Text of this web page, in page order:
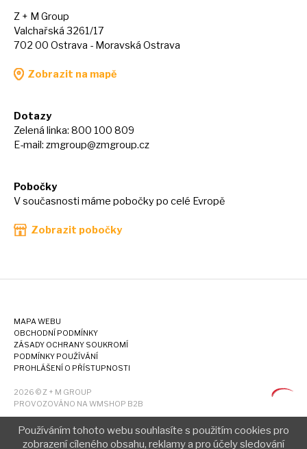
Z + M Group
Valchařská 3261/17
702 00 Ostrava - Moravská Ostrava
Zobrazit na mapě
Dotazy
Zelená linka: 800 100 809
E-mail: zmgroup@zmgroup.cz
Pobočky
V současnosti máme pobočky po celé Evropě
Zobrazit pobočky
MAPA WEBU
OBCHODNÍ PODMÍNKY
ZÁSADY OCHRANY SOUKROMÍ
PODMÍNKY POUŽÍVÁNÍ
PROHLÁŠENÍ O PŘÍSTUPNOSTI
2026 © Z + M GROUP
PROVOZOVÁNO NA WMSHOP B2B
Používáním tohoto webu souhlasíte s použitím cookies pro
zobrazení cíleného obsahu, reklamy a pro účely sledování